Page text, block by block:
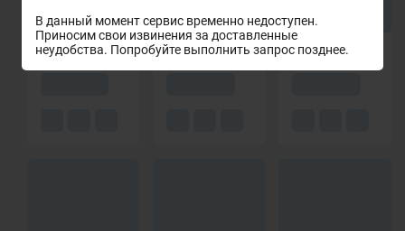
В данный момент сервис временно недоступен.
Приносим свои извинения за доставленные
неудобства. Попробуйте выполнить запрос позднее.